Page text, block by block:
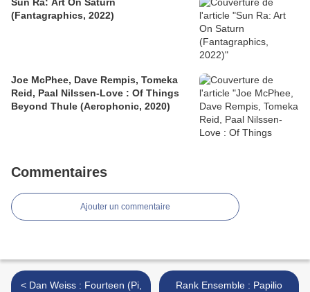
(Fantagraphics, 2022)
Joe McPhee, Dave Rempis, Tomeka
Reid, Paal Nilssen-Love : Of Things
Beyond Thule (Aerophonic, 2020)
Commentaires
Ajouter un commentaire
< Dan Weiss : Fourteen (Pi,
Rank Ensemble : Papilio